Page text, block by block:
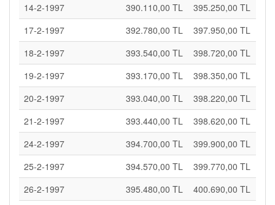
14-2-1997
390.110,00 TL
395.250,00 TL
17-2-1997
392.780,00 TL
397.950,00 TL
18-2-1997
393.540,00 TL
398.720,00 TL
19-2-1997
393.170,00 TL
398.350,00 TL
20-2-1997
393.040,00 TL
398.220,00 TL
21-2-1997
393.440,00 TL
398.620,00 TL
24-2-1997
394.700,00 TL
399.900,00 TL
25-2-1997
394.570,00 TL
399.770,00 TL
26-2-1997
395.480,00 TL
400.690,00 TL